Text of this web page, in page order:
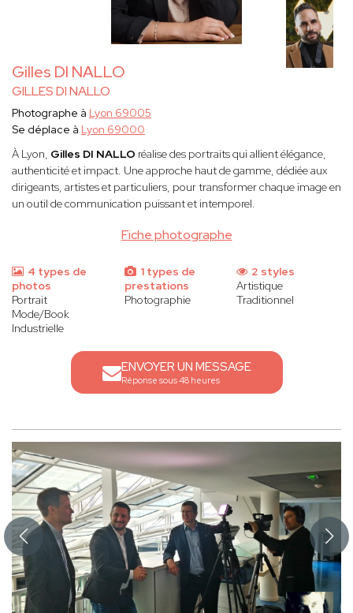
Gilles DI NALLO
GILLES DI NALLO
Fiche photographe
Photographe à Lyon 69005
Se déplace à Lyon 69000
À Lyon, Gilles DI NALLO réalise des portraits qui allient élégance,
authenticité et impact. Une approche haut de gamme, dédiée aux
dirigeants, artistes et particuliers, pour transformer chaque image en
un outil de communication puissant et intemporel.
4 types de
photos
Portrait
Mode/Book
Industrielle
1 types de
prestations
Photographie
2 styles
Artistique
Traditionnel
ENVOYER UN MESSAGE
Réponse sous 48 heures